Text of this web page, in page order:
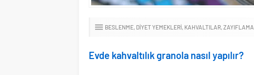
BESLENME DIYET YEMEKLERI KAHVALTILAR ZAYIFLAMA
Evde kahvaltılık granola nasıl yapılır?